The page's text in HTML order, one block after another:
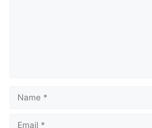
Name
Email